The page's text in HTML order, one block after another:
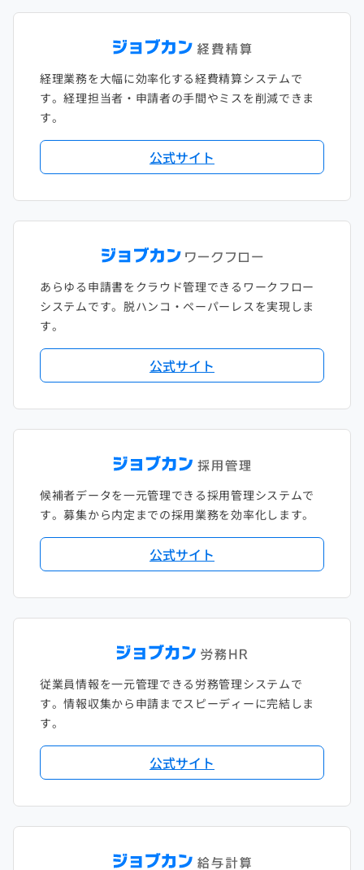
経理業務を大幅に効率化する経費精算システムで
す。経理担当者・申請者の手間やミスを削減できま
す。
公式サイト
あらゆる申請書をクラウド管理できるワークフロー
システムです。脱ハンコ・ペーパーレスを実現しま
す。
公式サイト
候補者データを一元管理できる採用管理システムで
す。募集から内定までの採用業務を効率化します。
公式サイト
従業員情報を一元管理できる労務管理システムで
す。情報収集から申請までスピーディーに完結しま
す。
公式サイト